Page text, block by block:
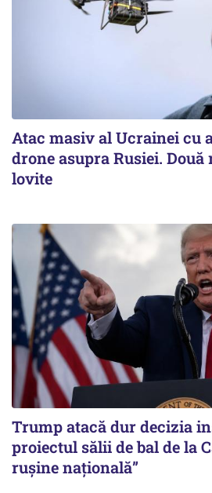
Atac masiv al Ucrainei cu
drone asupra Rusiei.
lovite
Trump atacă dur decizia
proiectul sălii de bal de la
ruşine naţională”